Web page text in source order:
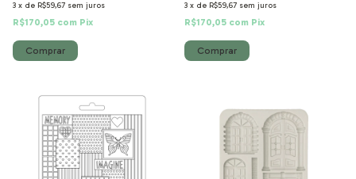
3 x de R$59,67 sem juros
R$170,05 com Pix
3 x de R$59,67 sem juros
R$170,05 com Pix